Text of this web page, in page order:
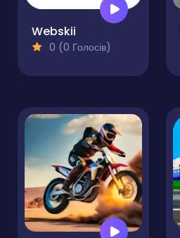
Webskii
0 (0 Голосів)